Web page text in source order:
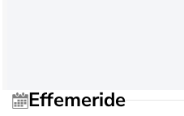
Effemeride